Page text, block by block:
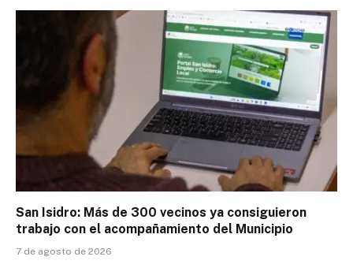
San Isidro: Más de 300 vecinos ya consiguieron
trabajo con el acompañamiento del Municipio
7 de agosto de 2026